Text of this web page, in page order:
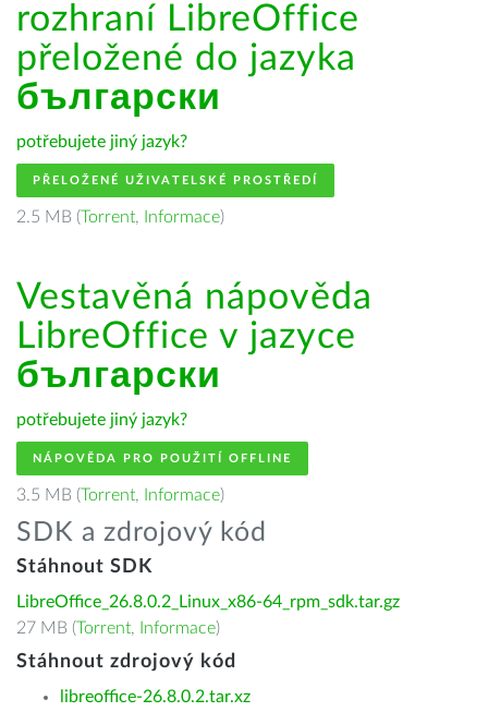
rozhraní LibreOffice
přeložené do jazyka
български
potřebujete jiný jazyk?
PŘELOŽENÉ UŽIVATELSKÉ PROSTŘEDÍ
2.5 MB (Torrent, Informace)
Vestavěná nápověda
LibreOffice v jazyce
български
potřebujete jiný jazyk?
NÁPOVĚDA PRO POUŽITÍ OFFLINE
3.5 MB (Torrent, Informace)
SDK a zdrojový kód
Stáhnout SDK
LibreOffice_26.8.0.2_Linux_x86-64_rpm_sdk.tar.gz
27 MB (Torrent, Informace)
Stáhnout zdrojový kód
libreoffice-26.8.0.2.tar.xz